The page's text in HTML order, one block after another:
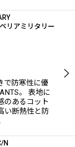
リアミリタリー
で防寒性に優
。 表地に
のあるコット
い断熱性と防
N